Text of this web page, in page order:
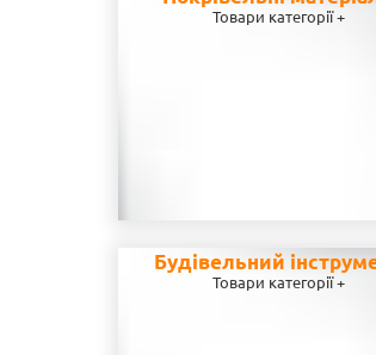
Товари категорії +
Будівельний
Товари категорії +